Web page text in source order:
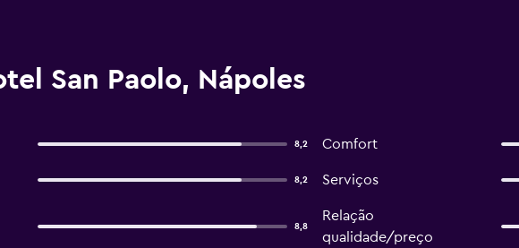
San Paolo, Nápoles
8,2 Comfort
8,2 Serviços
8,8
Relação
qualidade/preço